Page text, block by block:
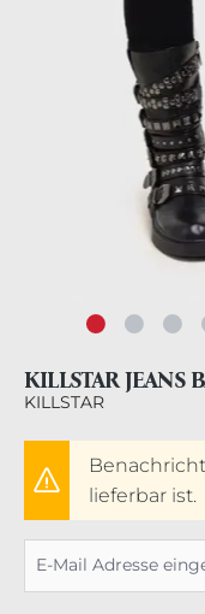
KILLSTAR JEANS
KILLSTAR
lieferbar ist.